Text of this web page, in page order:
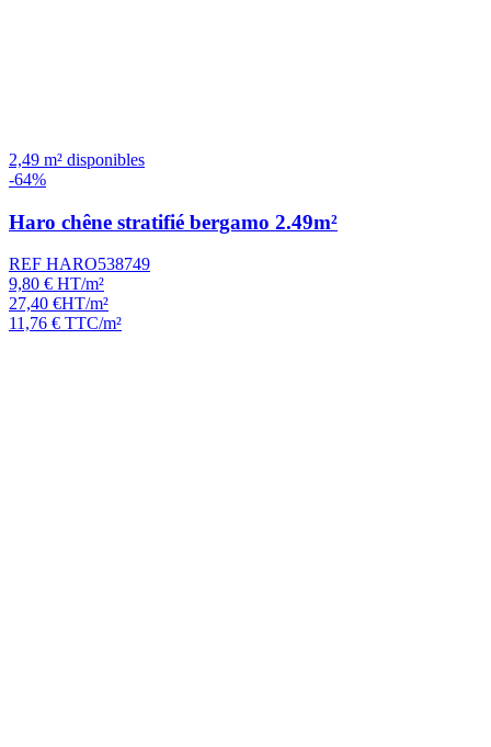
2,49 m² disponibles
-64%
Haro chêne stratifié bergamo 2.49m²
REF HARO538749
9,80 € HT/m²
27,40 €HT/m²
11,76 € TTC/m²